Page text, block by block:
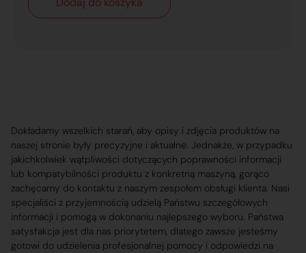
Dokładamy wszelkich starań, aby opisy i zdjęcia produktów na
naszej stronie były precyzyjne i aktualne. Jednakże, w przypadku
jakichkolwiek wątpliwości dotyczących poprawności informacji
lub kompatybilności produktu z konkretną maszyną, gorąco
zachęcamy do kontaktu z naszym zespołem obsługi klienta. Nasi
specjaliści z przyjemnością udzielą Państwu szczegółowych
informacji i pomogą w dokonaniu najlepszego wyboru. Państwa
satysfakcja jest dla nas priorytetem, dlatego zawsze jesteśmy
gotowi do udzielenia profesjonalnej pomocy i odpowiedzi na